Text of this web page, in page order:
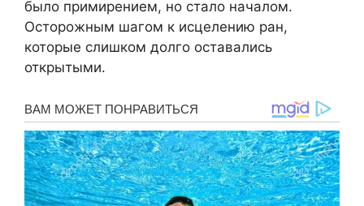
было примирением, но стало началом.
Осторожным шагом к исцелению ран,
которые слишком долго оставались
открытыми.